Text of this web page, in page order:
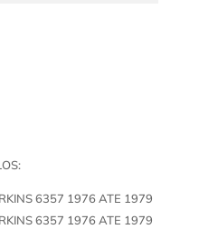
6357 1976 ATE 1979
6357 1976 ATE 1979